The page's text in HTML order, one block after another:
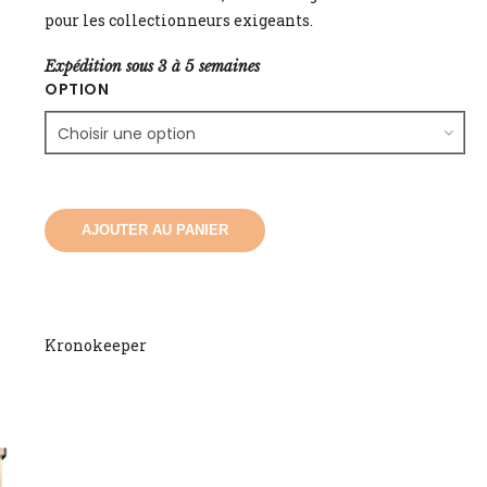
788.00
pour les collectionneurs exigeants.
Expédition sous 3 à 5 semaines
OPTION
AJOUTER AU PANIER
Kronokeeper